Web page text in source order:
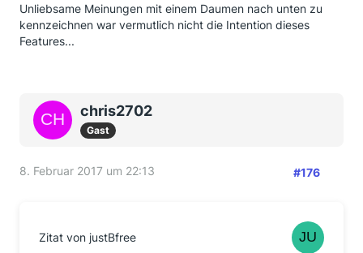
Unliebsame Meinungen mit einem Daumen nach unten zu
kennzeichnen war vermutlich nicht die Intention dieses
Features...
chris2702
Gast
8. Februar 2017 um 22:13 #176
Zitat von justBfree